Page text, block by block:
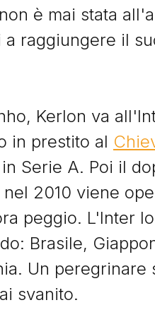
è mai stata
raggiungere il
Kerlon va
in prestito al
Serie A. Poi il
2010 viene
peggio. L'Inter
Brasile,
Un peregrinare
svanito.
del Sabato